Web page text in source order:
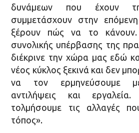
δυνάμεων που έχουν
συμμετάσχουν στην
ξέρουν πώς να το κάνουν.
συνολικής υπέρβασης της
διέκρινε την χώρα μας εδώ
νέος κύκλος ξεκινά και δεν
να τον ερμηνεύσουμε
αντιλήψεις και
τολμήσουμε τις αλλαγές
τόπος».